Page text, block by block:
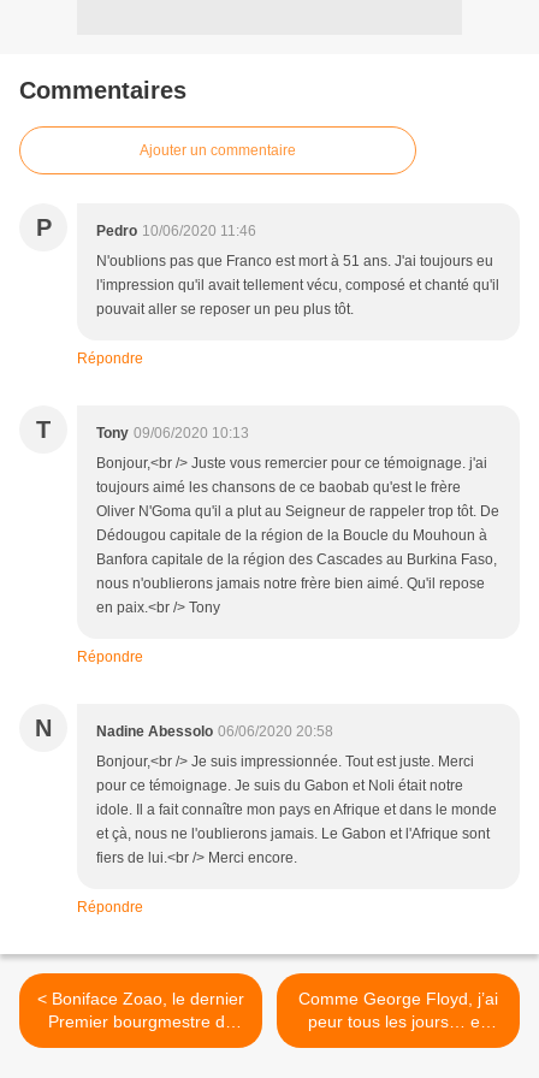
Commentaires
Ajouter un commentaire
P Pedro 10/06/2020 11:46
N'oublions pas que Franco est mort à 51 ans. J'ai toujours eu
l'impression qu'il avait tellement vécu, composé et chanté qu'il
pouvait aller se reposer un peu plus tôt.
Répondre
T Tony 09/06/2020 10:13
Bonjour,<br /> Juste vous remercier pour ce témoignage. j'ai
toujours aimé les chansons de ce baobab qu'est le frère
Oliver N'Goma qu'il a plut au Seigneur de rappeler trop tôt. De
Dédougou capitale de la région de la Boucle du Mouhoun à
Banfora capitale de la région des Cascades au Burkina Faso,
nous n'oublierons jamais notre frère bien aimé. Qu'il repose
en paix.<br /> Tony
Répondre
N Nadine Abessolo 06/06/2020 20:58
Bonjour,<br /> Je suis impressionnée. Tout est juste. Merci
pour ce témoignage. Je suis du Gabon et Noli était notre
idole. Il a fait connaître mon pays en Afrique et dans le monde
et çà, nous ne l'oublierons jamais. Le Gabon et l'Afrique sont
fiers de lui.<br /> Merci encore.
Répondre
< Boniface Zoao, le dernier
Premier bourgmestre de
Kinshasa
Comme George Floyd, j’ai
peur tous les jours… en
Suisse >